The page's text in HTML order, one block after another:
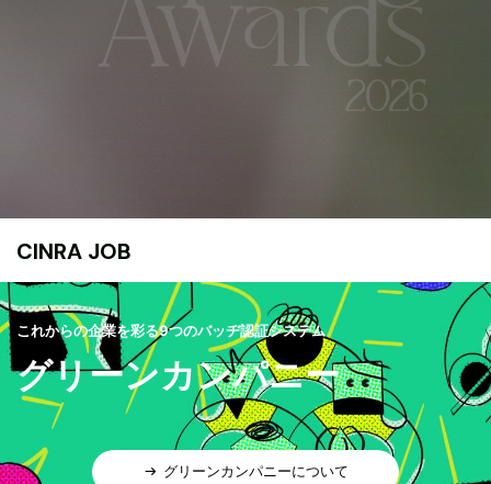
CINRA JOB
これからの企業を彩る9つのバッヂ認証システム
グリーンカンパニー
グリーンカンパニーについて